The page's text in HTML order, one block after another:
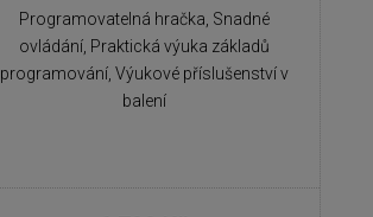
Programovatelná hračka, Snadné
ovládání, Praktická výuka základů
programování, Výukové příslušenství v
balení